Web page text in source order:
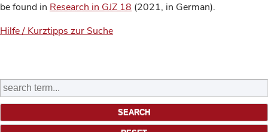
be found in Research in GJZ 18 (2021, in German).
Hilfe / Kurztipps zur Suche